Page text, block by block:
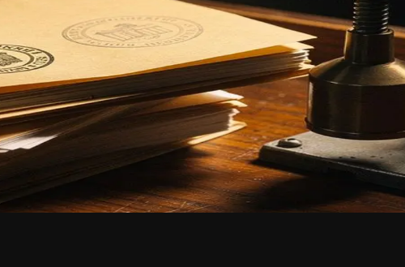
vraag stelt, doorzoekt MiraKnows.ai de relevante dossiers en geeft een
uit het officiële dossier komt. De medewerkers van de dienst
24, ook buiten de kantooruren. Veelgestelde vragen over de status van een
dossiers conform de geldende archiefwetgeving en GDPR-
producten van de Youston Group en zijn ontworpen om samen te
bestaande systemen: iGuana iDM koppelt aan gangbare zaaksystemen
Neem contact op met iGuana iDM voor een gerichte demonstratie.